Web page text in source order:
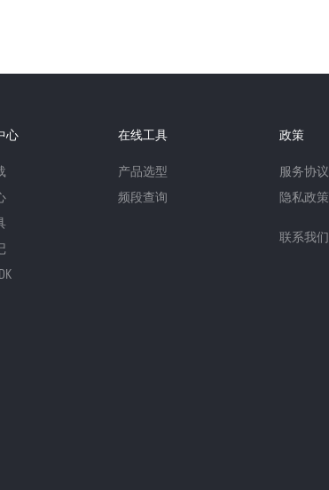
心
在线工具
产品选型
频段查询
政策
服务协议
隐私政策
联系我们